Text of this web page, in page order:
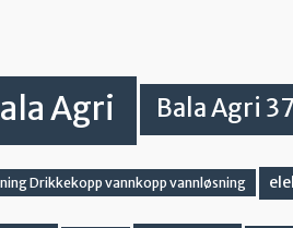
Agri Bala Agri
Drikkekopp vannkopp vannløsning